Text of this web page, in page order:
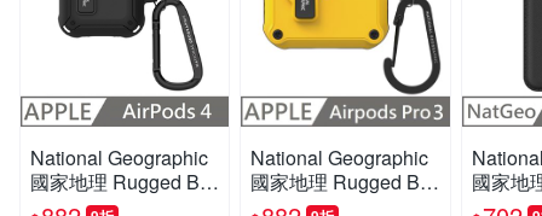
National Geographic
國家地理 Rugged Bu
mper 卡扣式 耳機保護
National Geographic
國家地理 Rugged Bu
mper 自動開蓋 耳機保
國家地